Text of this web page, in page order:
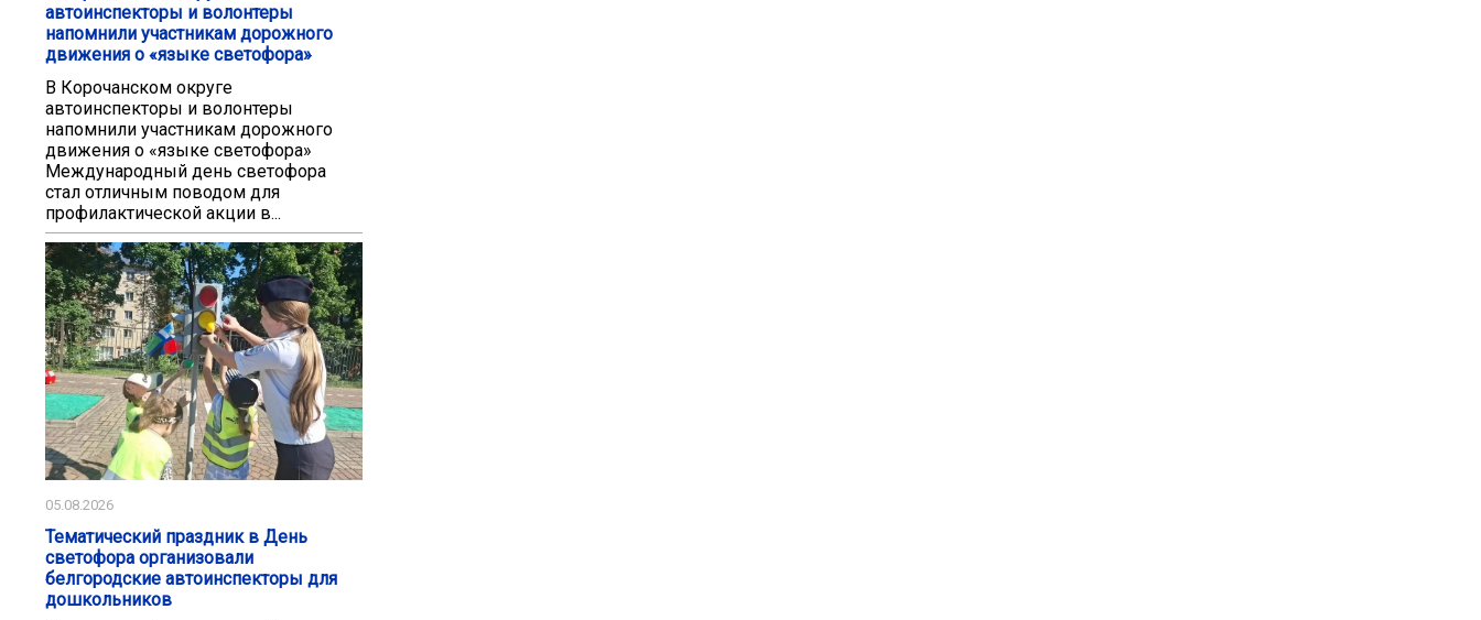
автоинспекторы и волонтеры
напомнили участникам дорожного
движения о «языке светофора»
В Корочанском округе
автоинспекторы и волонтеры
напомнили участникам дорожного
движения о «языке светофора»
Международный день светофора
стал отличным поводом для
профилактической акции в...
05.08.2026
Тематический праздник в День
светофора организовали
белгородские автоинспекторы для
дошкольников